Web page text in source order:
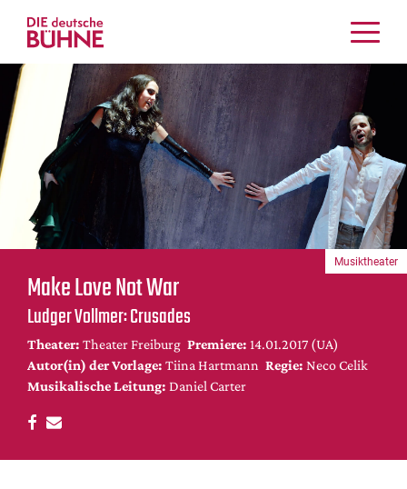
Kritiken
Schauspiel
Musiktheater
Tanz
Crossover
Bühnenwelt
Festivals & Veranstaltungen
Menschen & Theater
Themen
Internationales
Nachrufe
Medientipps
DdB-map
Kalender
Make Love Not War
Ludger Vollmer: Crusades
Theater: Theater Freiburg Premiere: 14.01.2017 (UA)
Autor(in) der Vorlage: Tiina Hartmann Regie: Neco Celik
Musikalische Leitung: Daniel Carter
Musiktheater